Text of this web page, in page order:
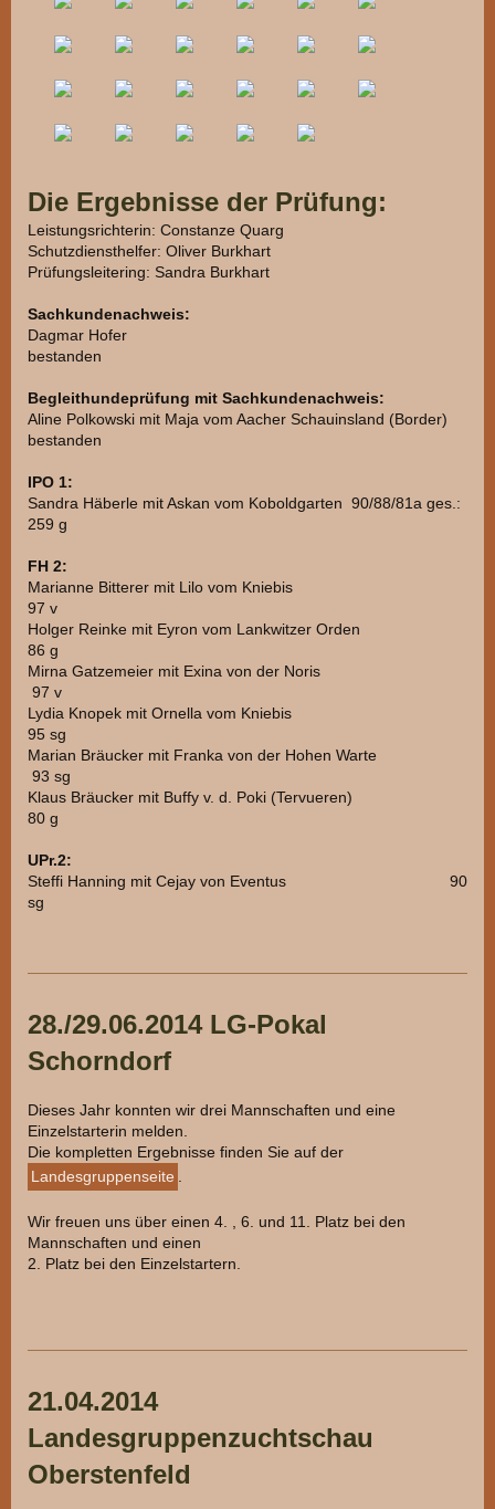
Die Ergebnisse der Prüfung:
Leistungsrichterin: Constanze Quarg
Schutzdiensthelfer: Oliver Burkhart
Prüfungsleitering: Sandra Burkhart
Sachkundenachweis:
Dagmar Hofer
bestanden
Begleithundeprüfung mit Sachkundenachweis:
Aline Polkowski mit Maja vom Aacher Schauinsland (Border)
bestanden
IPO 1:
Sandra Häberle mit Askan vom Koboldgarten 90/88/81a ges.:
259 g
FH 2:
Marianne Bitterer mit Lilo vom Kniebis
97 v
Holger Reinke mit Eyron vom Lankwitzer Orden
86 g
Mirna Gatzemeier mit Exina von der Noris
97 v
Lydia Knopek mit Ornella vom Kniebis
95 sg
Marian Bräucker mit Franka von der Hohen Warte
93 sg
Klaus Bräucker mit Buffy v. d. Poki (Tervueren)
80 g
UPr.2:
Steffi Hanning mit Cejay von Eventus 90
sg
28./29.06.2014 LG-Pokal
Schorndorf
Dieses Jahr konnten wir drei Mannschaften und eine
Einzelstarterin melden.
Die kompletten Ergebnisse finden Sie auf der
Landesgruppenseite .
Wir freuen uns über einen 4. , 6. und 11. Platz bei den
Mannschaften und einen
2. Platz bei den Einzelstartern.
21.04.2014
Landesgruppenzuchtschau
Oberstenfeld